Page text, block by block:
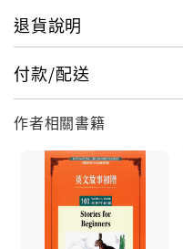
退貨說明
付款/配送
作者相關書籍